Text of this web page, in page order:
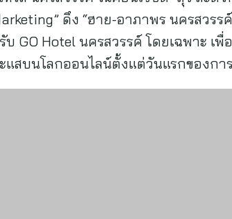
ดึง “ฮาย-อาภาพร นครสวร
GO Hotel นครสวรรค์ โดยเฉพาะ เ
สบนโลกออนไลน์ตั้งแต่วันแรกของกา